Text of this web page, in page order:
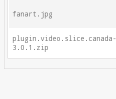
fanart.jpg
plugin.video.slice.canada-
3.0.1.zip